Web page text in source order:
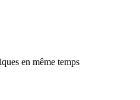
en même temps